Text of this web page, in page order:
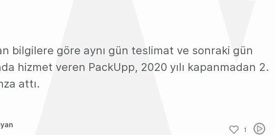
bilgilere göre aynı gün teslimat ve sonraki gün
hizmet veren PackUpp, 2020 yılı kapanmadan 2.
attı.
1